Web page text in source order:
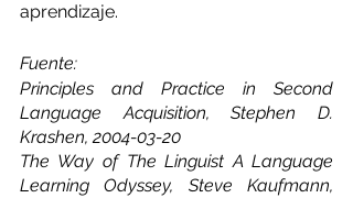
aprendizaje.
Fuente:
Principles and Practice in Second
Language Acquisition, Stephen D.
Krashen, 2004-03-20
The Way of The Linguist A Language
Learning Odyssey, Steve Kaufmann,